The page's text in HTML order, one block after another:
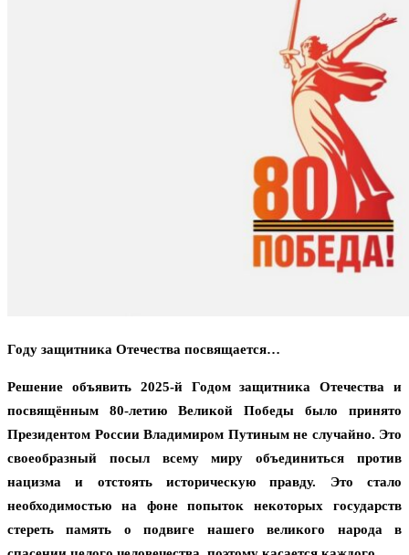
Году защитника Отечества посвящается…
Решение объявить 2025-й Годом защитника Отечества и
посвящённым 80-летию Великой Победы было принято
Президентом России Владимиром Путиным не случайно. Это
своеобразный посыл всему миру объединиться против
нацизма и отстоять историческую правду. Это стало
необходимостью на фоне попыток некоторых государств
стереть память о подвиге нашего великого народа в